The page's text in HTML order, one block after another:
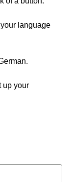
language
up your